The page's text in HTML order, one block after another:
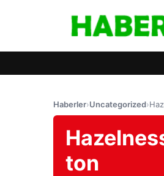
Haberler›Uncategorized›
ton